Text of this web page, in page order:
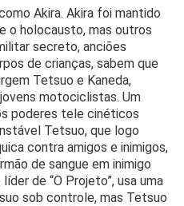
Akira. Akira foi mantido
o holocausto, mas outros
secreto, anciões
de crianças, sabem que
Tetsuo e Kaneda,
motociclistas. Um
poderes tele cinéticos
Tetsuo, que logo
contra amigos e inimigos,
de sangue em inimigo
de “O Projeto”, usa uma
sob controle, mas Tetsuo